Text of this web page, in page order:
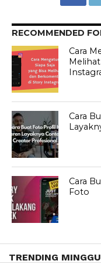
RECOMMENDED
Cara
Cara
Cara
Foto
TRENDING